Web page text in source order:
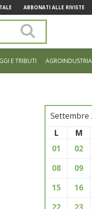
ABBONATI ALLE RIVISTE
sito
E TRIBUTI AGROINDUSTRIA
Settembre
L
M
01
02
08
09
15
16